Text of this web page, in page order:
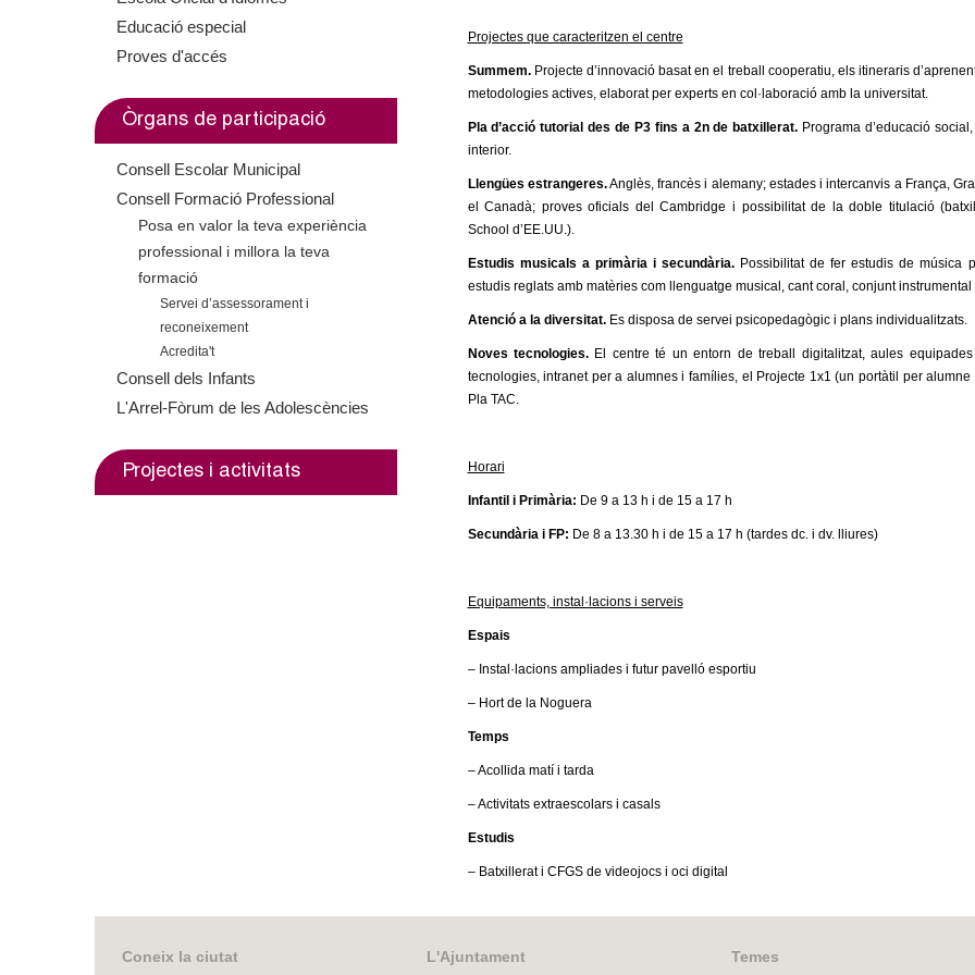
e
Projectes que caracteritzen el centre
Summem.Projecte d’innovació basat en el treball cooperatiu, els itineraris
metodologies actives, elaborat per experts en col·laboració amb la universitat.
Pla d’acció tutorial des de P3 fins a 2n de batxillerat. Programa d’educació
interior.
Llengües estrangeres.Anglès, francès i alemany; estades i intercanvis a França,
el Canadà; proves oficials del Cambridge i possibilitat de la doble titulació
School d’EE.UU.).
Estudis musicals a primària i secundària.Possibilitat de fer estudis de música
estudis reglats amb matèries com llenguatge musical, cant coral, conjunt instrumental
Atenció a la diversitat.Es disposa de servei psicopedagògic i plans individualitzats.
Noves tecnologies.El centre té un entorn de treball digitalitzat, aules
tecnologies, intranet per a alumnes i famílies, el Projecte 1x1 (un portàtil per alumne
Pla TAC.
Horari
Infantil i Primària: De 9 a 13 h i de 15 a 17 h
Secundària i FP: De 8 a 13.30 h i de 15 a 17 h (tardes dc. i dv. lliures)
Equipaments, instal·lacions i serveis
Espais
– Instal·lacions ampliades i futur pavelló esportiu
– Hort de la Noguera
Temps
– Acollida matí i tarda
– Activitats extraescolars i casals
Estudis
– Batxillerat i CFGS de videojocs i oci digital
e
a
i
s
x
t
e
r
n
a
)
Educació especial
Proves d'accés
Òrgans de participació
Consell Escolar Municipal
Consell Formació Professional
Posa en valor la teva experiència
professional i millora la teva
formació
Servei d’assessorament i
reconeixement
Acredita't
Consell dels Infants
L'Arrel-Fòrum de les Adolescències
Projectes i activitats
Coneix la ciutat L'Ajuntament Temes